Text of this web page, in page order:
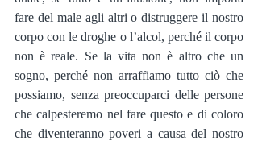
fare del male agli altri o distruggere il nostro
corpo con le droghe o l’alcol, perché il corpo
non è reale. Se la vita non è altro che un
sogno, perché non arraffiamo tutto ciò che
possiamo, senza preoccuparci delle persone
che calpesteremo nel fare questo e di coloro
che diventeranno poveri a causa del nostro